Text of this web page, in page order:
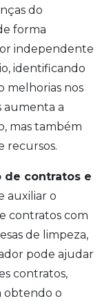
do
forma
independente
identificando
melhorias nos
aumenta a
mas também
recursos.
de contratos e
auxiliar o
contratos com
de limpeza,
pode ajudar
contratos,
obtendo o